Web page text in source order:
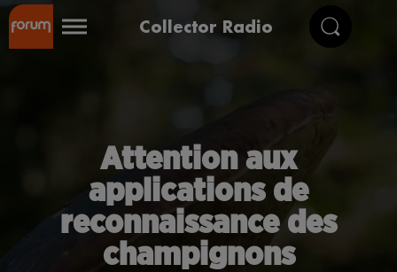
Collector Radio
Attention aux
applications de
reconnaissance des
champignons